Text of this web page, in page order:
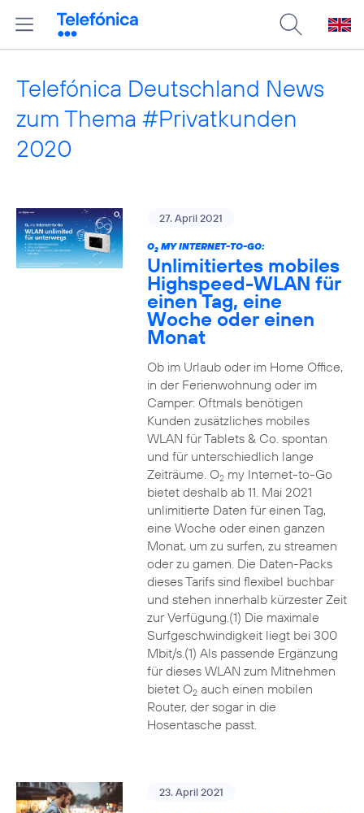
Telefónica Deutschland News
zum Thema #Privatkunden
2020
27. April 2021
O2MY INTERNET-TO-GO:
Unlimitiertes mobiles
Highspeed-WLAN für
einen Tag, eine
Woche oder einen
Monat
Ob im Urlaub oder im Home Office,
in der Ferienwohnung oder im
Camper: Oftmals benötigen
Kunden zusätzliches mobiles
WLAN für Tablets & Co. spontan
und für unterschiedlich lange
Zeiträume. O2my Internet-to-Go
bietet deshalb ab 11. Mai 2021
unlimitierte Daten für einen Tag,
eine Woche oder einen ganzen
Monat, um zu surfen, zu streamen
oder zu gamen. Die Daten-Packs
dieses Tarifs sind flexibel buchbar
und stehen innerhalb kürzester Zeit
zur Verfügung.(1) Die maximale
Surfgeschwindigkeit liegt bei 300
Mbit/s.(1) Als passende Ergänzung
für dieses WLAN zum Mitnehmen
bietet O2auch einen mobilen
Router, der sogar in die
Hosentasche passt.
23. April 2021